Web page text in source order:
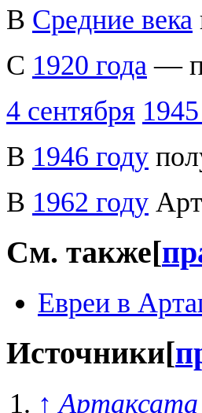
В Средние века
С 1920 года —
4 сентября
В 1946 году
В 1962 году
См. также[
Евреи в
Источники[
↑ Артаксата